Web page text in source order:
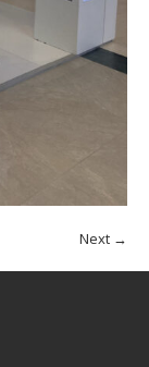
Next →